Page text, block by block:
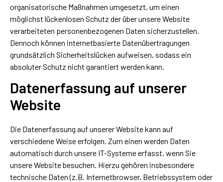
organisatorische Maßnahmen umgesetzt, um einen
möglichst lückenlosen Schutz der über unsere Website
verarbeiteten personenbezogenen Daten sicherzustellen.
Dennoch können internetbasierte Datenübertragungen
grundsätzlich Sicherheitslücken aufweisen, sodass ein
absoluter Schutz nicht garantiert werden kann.
Datenerfassung auf unserer
Website
Die Datenerfassung auf unserer Website kann auf
verschiedene Weise erfolgen. Zum einen werden Daten
automatisch durch unsere IT-Systeme erfasst, wenn Sie
unsere Website besuchen. Hierzu gehören insbesondere
technische Daten (z.B. Internetbrowser, Betriebssystem oder